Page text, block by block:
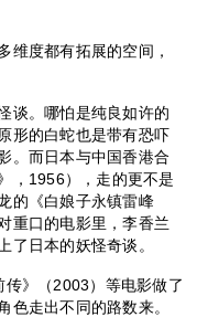
维度都有拓展的空间，
谈。哪怕是纯良如许的
形的白蛇也是带有恐吓
。而日本与中国香港合
，1956），走的更不是
的《白娘子永镇雷峰
重口的电影里，李香兰
了日本的妖怪奇谈。
》（2003）等电影做了
色走出不同的路数来。